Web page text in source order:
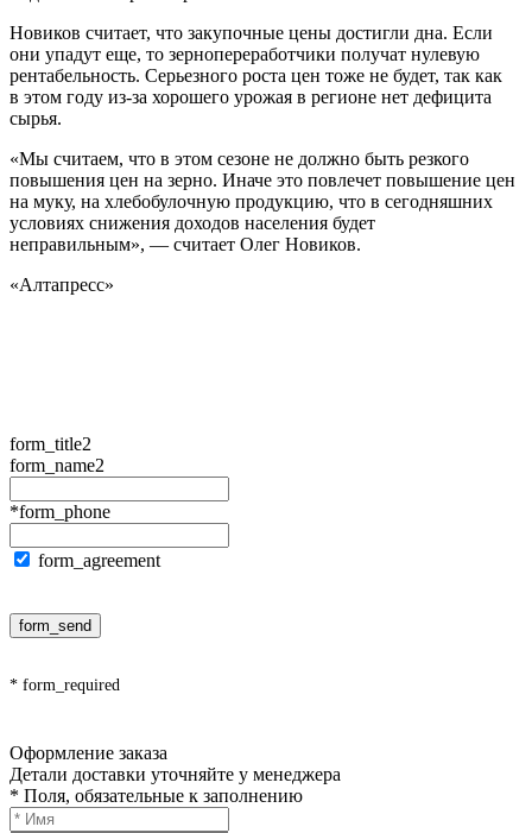
Новиков считает, что закупочные цены достигли дна. Если
они упадут еще, то зернопереработчики получат нулевую
рентабельность. Серьезного роста цен тоже не будет, так как
в этом году из-за хорошего урожая в регионе нет дефицита
сырья.
«Мы считаем, что в этом сезоне не должно быть резкого
повышения цен на зерно. Иначе это повлечет повышение цен
на муку, на хлебобулочную продукцию, что в сегодняшних
условиях снижения доходов населения будет
неправильным», — считает Олег Новиков.
«Алтапресс»
form_title2
form_name2
*form_phone
form_agreement
form_send
* form_required
Оформление заказа
Детали доставки уточняйте у менеджера
* Поля, обязательные к заполнению